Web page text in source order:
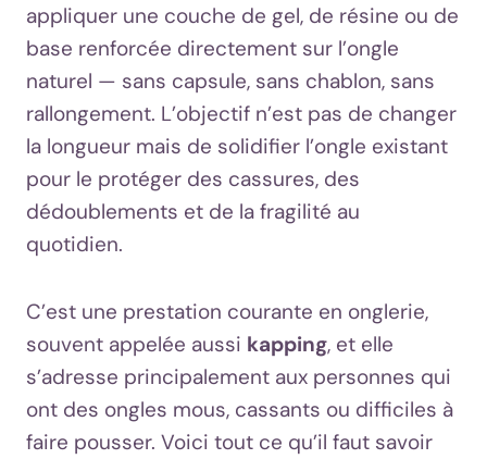
appliquer une couche de gel, de résine ou de
base renforcée directement sur l’ongle
naturel — sans capsule, sans chablon, sans
rallongement. L’objectif n’est pas de changer
la longueur mais de solidifier l’ongle existant
pour le protéger des cassures, des
dédoublements et de la fragilité au
quotidien.
C’est une prestation courante en onglerie,
souvent appelée aussi kapping, et elle
s’adresse principalement aux personnes qui
ont des ongles mous, cassants ou difficiles à
faire pousser. Voici tout ce qu’il faut savoir